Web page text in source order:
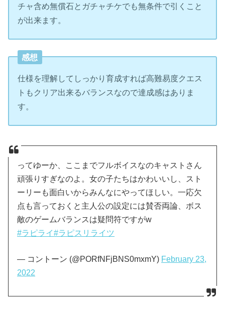
チャ含め無償石とガチャチケでも無条件で引くこと
が出来ます。
感想
仕様を理解してしっかり育成すれば高難易度クエス
トもクリア出来るバランスなので達成感はありま
す。
ってゆーか、ここまでフルボイスなのキャストさん
頑張りすぎなのよ。女の子たちはかわいいし、スト
ーリーも面白いからみんなにやってほしい。一応欠
点も言っておくと主人公の設定には賛否両論、ボス
敵のゲームバランスは疑問符ですがw
#ラピライ#ラピスリライツ
— コントーン (@PORfNFjBNS0mxmY) February 23,
2022